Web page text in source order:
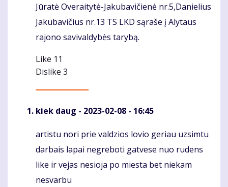
Komentaras
Jūratė Overaitytė-Jakubavičienė nr.5,Danielius
Jakubavičius nr.13 TS LKD sąraše į Alytaus
rajono savivaldybės tarybą.
Like 11
Dislike 3
kiek daug - 2023-02-08 - 16:45
Komentaras
artistu nori prie valdzios lovio geriau uzsimtu
darbais lapai negreboti gatvese nuo rudens
like ir vejas nesioja po miesta bet niekam
nesvarbu